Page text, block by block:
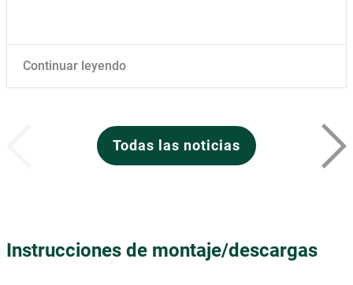
Continuar leyendo
Todas las noticias
Instrucciones de montaje/descargas